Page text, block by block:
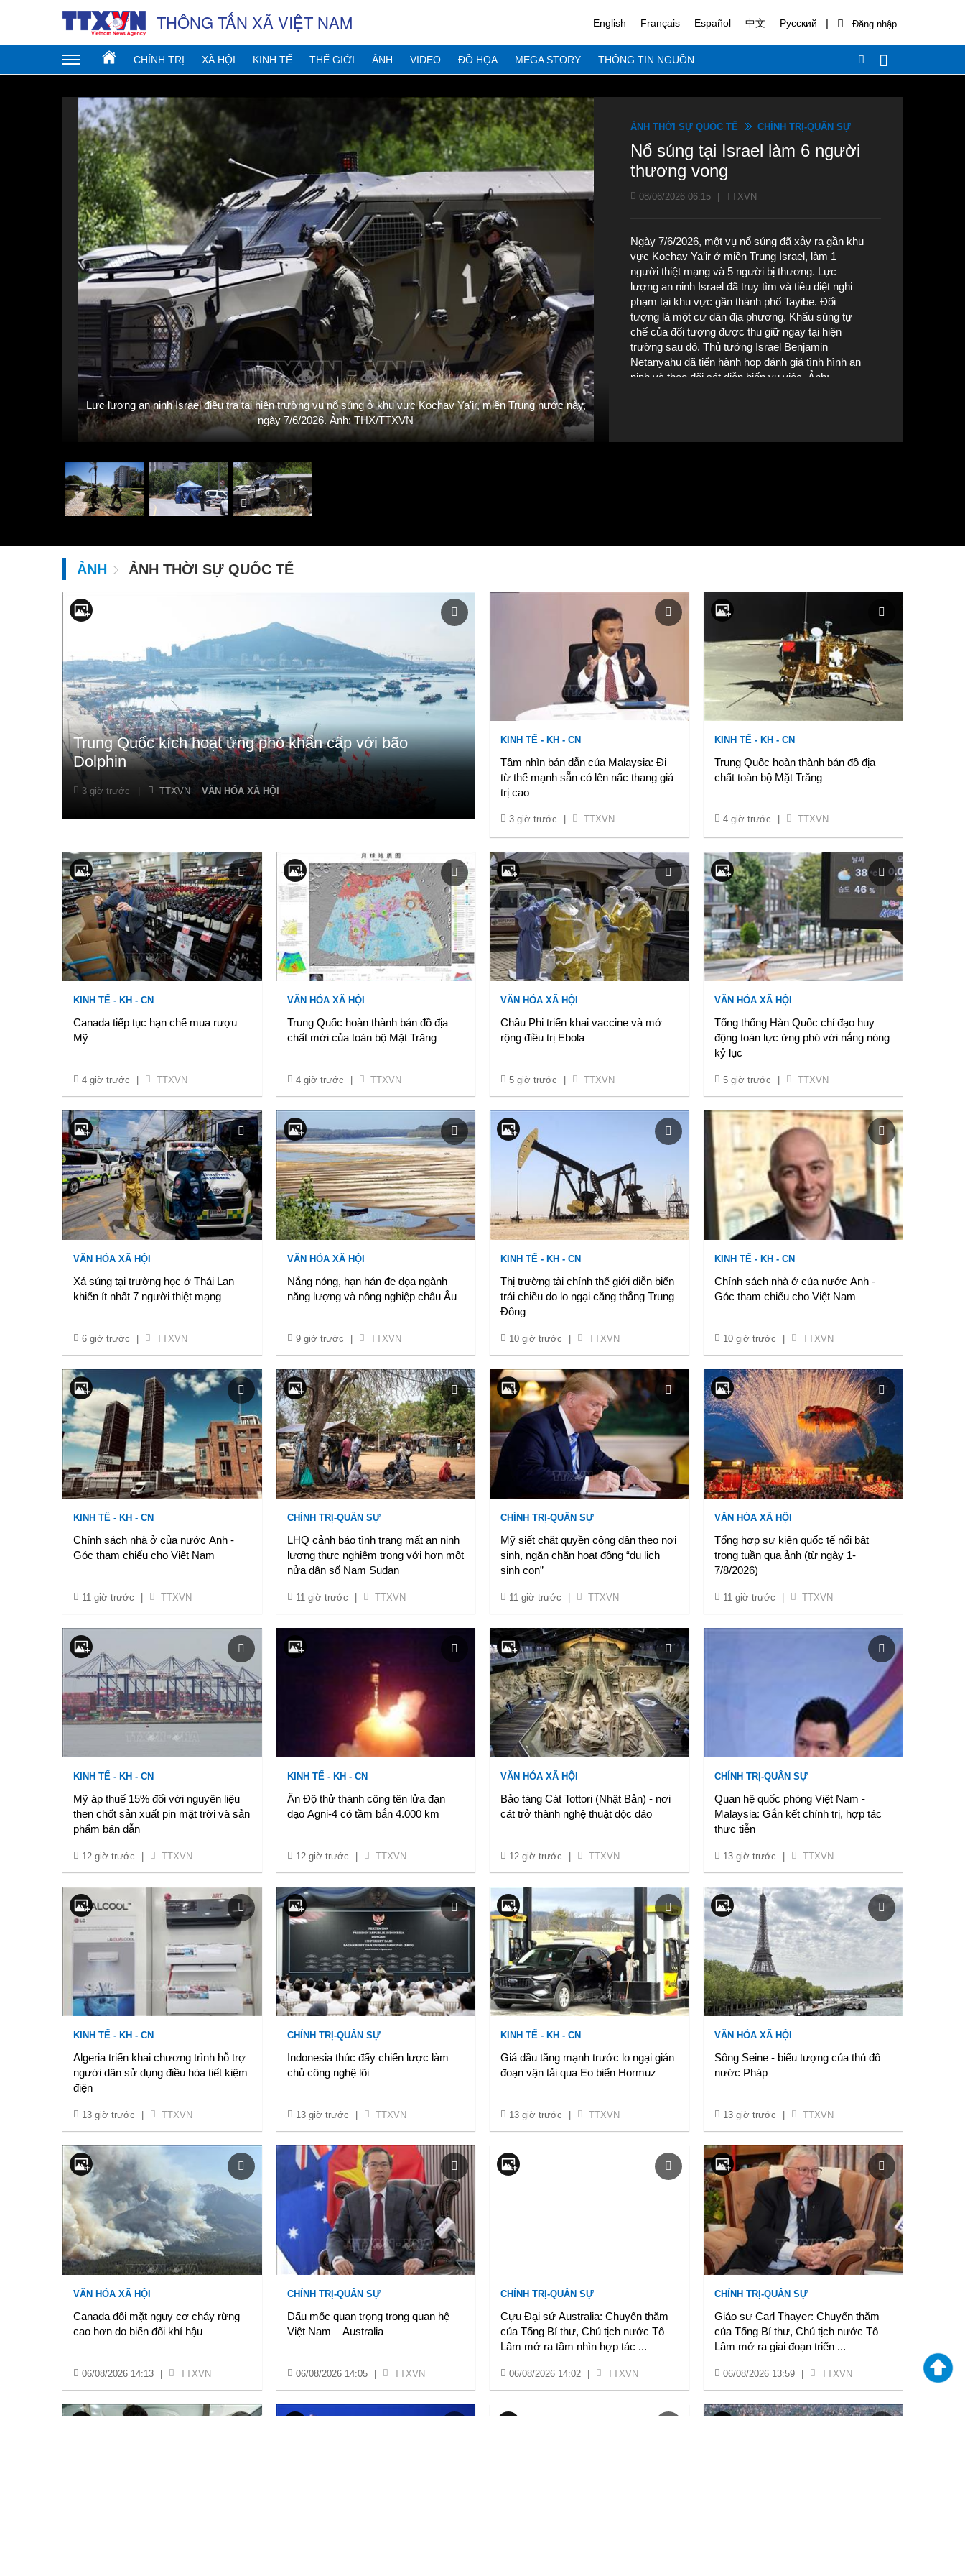
THÔNG TẤN XÃ VIỆT NAM English Français Español 中文 Русский |
CHÍNH TRỊ XÃ HỘI KINH TẾ THẾ GIỚI ẢNH VIDEO ĐỒ HỌA MEGA STORY THÔNG TIN NGUỒN
Lực lượng an ninh Israel điều tra tại hiện trường vụ nổ súng ở khu vực Kochav Ya'ir, miền Trung nước này,
ngày 7/6/2026. Ảnh: THX/TTXVN
ẢNH THỜI SỰ QUỐC TẾ CHÍNH TRỊ-QUÂN SỰ
Nổ súng tại Israel làm 6 người
thương vong
08/06/2026 06:15 TTXVN
Ngày 7/6/2026, một vụ nổ súng đã xảy ra gần khu
vực Kochav Ya’ir ở miền Trung Israel, làm 1
người thiệt mạng và 5 người bị thương. Lực
lượng an ninh Israel đã truy tìm và tiêu diệt nghi
phạm tại khu vực gần thành phố Tayibe. Đối
tượng là một cư dân địa phương. Khẩu súng tự
chế của đối tượng được thu giữ ngay tại hiện
trường sau đó. Thủ tướng Israel Benjamin
Netanyahu đã tiến hành họp đánh giá tình hình an
ninh và theo dõi sát diễn biến vụ việc. Ảnh:
ẢNH ẢNH THỜI SỰ QUỐC TẾ
Trung Quốc kích hoạt ứng phó khẩn cấp với bão
Dolphin
3 giờ trước TTXVN VĂN HÓA XÃ HỘI
KINH TẾ - KH - CN
Tầm nhìn bán dẫn của Malaysia: Đi
từ thế mạnh sẵn có lên nấc thang giá
trị cao
3 giờ trước TTXVN
KINH TẾ - KH - CN
Trung Quốc hoàn thành bản đồ địa
chất toàn bộ Mặt Trăng
4 giờ trước TTXVN
KINH TẾ - KH - CN
Canada tiếp tục hạn chế mua rượu
Mỹ
4 giờ trước TTXVN
VĂN HÓA XÃ HỘI
Trung Quốc hoàn thành bản đồ địa
chất mới của toàn bộ Mặt Trăng
4 giờ trước TTXVN
VĂN HÓA XÃ HỘI
Châu Phi triển khai vaccine và mở
rộng điều trị Ebola
5 giờ trước TTXVN
VĂN HÓA XÃ HỘI
Tổng thống Hàn Quốc chỉ đạo huy
động toàn lực ứng phó với nắng nóng
kỷ lục
5 giờ trước TTXVN
VĂN HÓA XÃ HỘI
Xả súng tại trường học ở Thái Lan
khiến ít nhất 7 người thiệt mạng
6 giờ trước TTXVN
VĂN HÓA XÃ HỘI
Nắng nóng, hạn hán đe dọa ngành
năng lượng và nông nghiệp châu Âu
9 giờ trước TTXVN
KINH TẾ - KH - CN
Thị trường tài chính thế giới diễn biến
trái chiều do lo ngại căng thẳng Trung
Đông
10 giờ trước TTXVN
KINH TẾ - KH - CN
Chính sách nhà ở của nước Anh -
Góc tham chiếu cho Việt Nam
10 giờ trước TTXVN
KINH TẾ - KH - CN
Chính sách nhà ở của nước Anh -
Góc tham chiếu cho Việt Nam
11 giờ trước TTXVN
CHÍNH TRỊ-QUÂN SỰ
LHQ cảnh báo tình trạng mất an ninh
lương thực nghiêm trọng với hơn một
nửa dân số Nam Sudan
11 giờ trước TTXVN
CHÍNH TRỊ-QUÂN SỰ
Mỹ siết chặt quyền công dân theo nơi
sinh, ngăn chặn hoạt động “du lịch
sinh con”
11 giờ trước TTXVN
VĂN HÓA XÃ HỘI
Tổng hợp sự kiện quốc tế nổi bật
trong tuần qua ảnh (từ ngày 1-
7/8/2026)
11 giờ trước TTXVN
KINH TẾ - KH - CN
Mỹ áp thuế 15% đối với nguyên liệu
then chốt sản xuất pin mặt trời và sản
phẩm bán dẫn
12 giờ trước TTXVN
KINH TẾ - KH - CN
Ấn Độ thử thành công tên lửa đạn
đạo Agni-4 có tầm bắn 4.000 km
12 giờ trước TTXVN
VĂN HÓA XÃ HỘI
Bảo tàng Cát Tottori (Nhật Bản) - nơi
cát trở thành nghệ thuật độc đáo
12 giờ trước TTXVN
CHÍNH TRỊ-QUÂN SỰ
Quan hệ quốc phòng Việt Nam -
Malaysia: Gắn kết chính trị, hợp tác
thực tiễn
13 giờ trước TTXVN
KINH TẾ - KH - CN
Algeria triển khai chương trình hỗ trợ
người dân sử dụng điều hòa tiết kiệm
điện
13 giờ trước TTXVN
CHÍNH TRỊ-QUÂN SỰ
Indonesia thúc đẩy chiến lược làm
chủ công nghệ lõi
13 giờ trước TTXVN
KINH TẾ - KH - CN
Giá dầu tăng mạnh trước lo ngại gián
đoạn vận tải qua Eo biển Hormuz
13 giờ trước TTXVN
VĂN HÓA XÃ HỘI
Sông Seine - biểu tượng của thủ đô
nước Pháp
13 giờ trước TTXVN
VĂN HÓA XÃ HỘI
Canada đối mặt nguy cơ cháy rừng
cao hơn do biến đổi khí hậu
06/08/2026 14:13 TTXVN
CHÍNH TRỊ-QUÂN SỰ
Dấu mốc quan trọng trong quan hệ
Việt Nam – Australia
06/08/2026 14:05 TTXVN
CHÍNH TRỊ-QUÂN SỰ
Cựu Đại sứ Australia: Chuyến thăm
của Tổng Bí thư, Chủ tịch nước Tô
Lâm mở ra tầm nhìn hợp tác ...
06/08/2026 14:02 TTXVN
CHÍNH TRỊ-QUÂN SỰ
Giáo sư Carl Thayer: Chuyến thăm
của Tổng Bí thư, Chủ tịch nước Tô
Lâm mở ra giai đoạn triển ...
06/08/2026 13:59 TTXVN